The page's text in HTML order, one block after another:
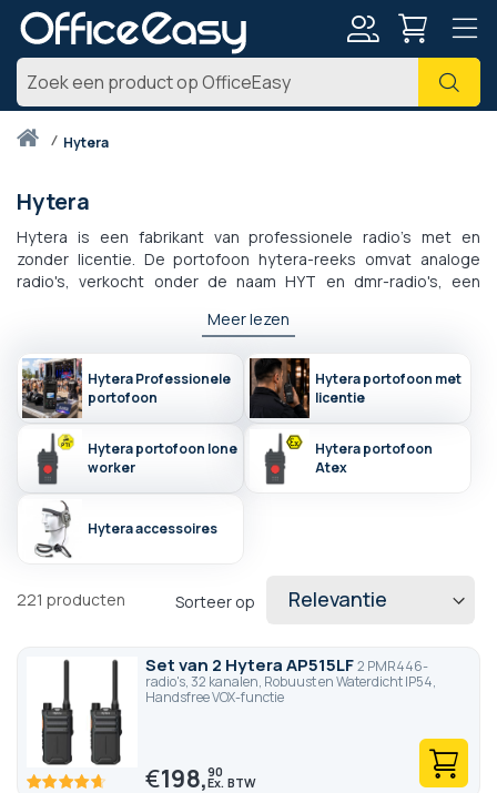
Zoek
Thuishytera
Hytera
Hytera is een fabrikant van professionele radio's met en
zonder licentie. De portofoon hytera-reeks omvat analoge
radio's, verkocht onder de naam HYT en dmr-radio's, een
, verkocht onder de naam hytera. Alle draagbare
dat ideaal is voor gebruikers en zorgen op basis van hun
emissievermogen voor een ideaal radiodekkingsgebied voor
professionele toepassingen. Hytera is ook een fabrikant van
atex-producten, camera's voor voetgangers en "poc"-
systemen (push-to-talk via cellulair).
Meer lezen
Hytera Professionele
portofoon
Hytera portofoon met
licentie
Hytera portofoon lone
worker
Hytera portofoon
Atex
Hytera accessoires
221 producten Sorteer op
Set van 2 Hytera AP515LF2 PMR446-
radio's, 32 kanalen, Robuust en Waterdicht IP54,
Handsfree VOX-functie
€198,90